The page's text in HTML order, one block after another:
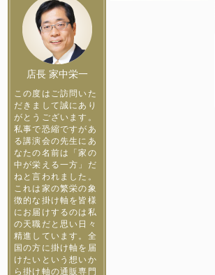
店長 家中栄一
この度はご訪問いた
だきまして誠にあり
がとうございます。
私事で恐縮ですがあ
る講演会の先生にあ
なたの名前は「家の
中が栄える一方」だ
ねと言われました。
これは家の繁栄の象
徴的な掛け軸を皆様
にお届けするのは私
の天職だと思い日々
精進しています。全
国の方に掛け軸を届
けたいという想いか
ら掛け軸の通販専門